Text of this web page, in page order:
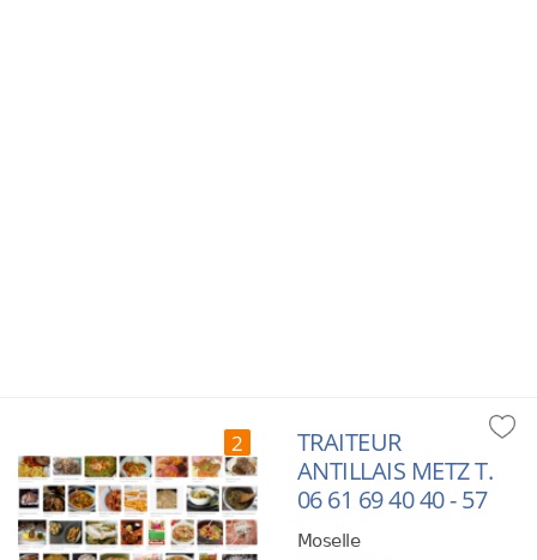
2
TRAITEUR
ANTILLAIS METZ T.
06 61 69 40 40 - 57
Moselle